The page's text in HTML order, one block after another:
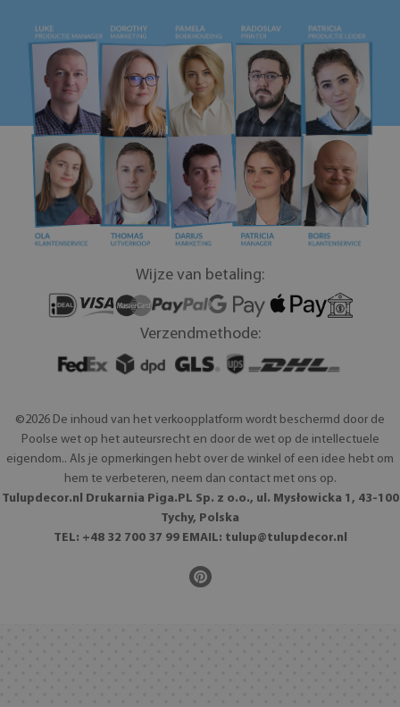
Wijze van betaling:
Verzendmethode:
©2026 De inhoud van het verkoopplatform wordt beschermd door de
Poolse wet op het auteursrecht en door de wet op de intellectuele
eigendom.. Als je opmerkingen hebt over de winkel of een idee hebt om
hem te verbeteren, neem dan contact met ons op.
Tulupdecor.nl Drukarnia Piga.PL Sp. z o.o., ul. Mysłowicka 1, 43-100
Tychy, Polska
TEL: +48 32 700 37 99 EMAIL: tulup@tulupdecor.nl